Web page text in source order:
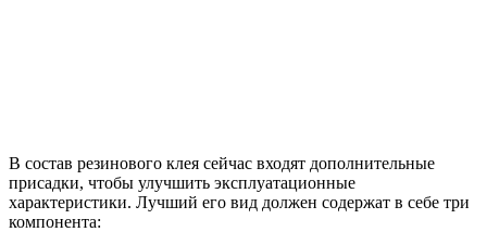
В состав резинового клея сейчас входят дополнительные
присадки, чтобы улучшить эксплуатационные
характеристики. Лучший его вид должен содержат в себе три
компонента: